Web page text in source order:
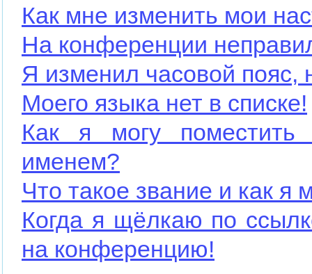
Как мне изменить мои
На конференции
Я изменил часовой пояс,
Моего языка нет в списке!
Как я могу
именем?
Что такое звание и как я
Когда я щёлкаю по
на конференцию!